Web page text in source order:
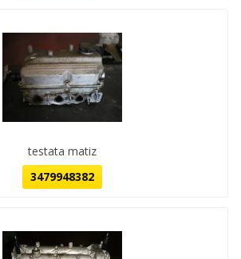
testata matiz
3479948382